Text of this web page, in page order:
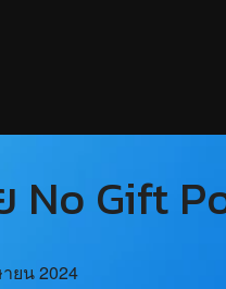
No Gift
ยน 2024